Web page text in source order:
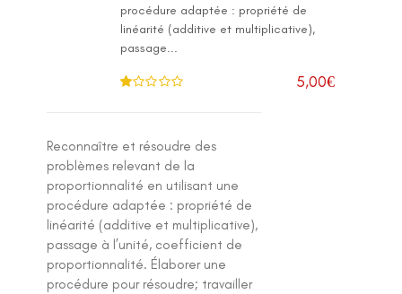
procédure adaptée : propriété de
linéarité (additive et multiplicative),
passage...
0
su
5,00€
Reconnaître et résoudre des
problèmes relevant de la
proportionnalité en utilisant une
procédure adaptée : propriété de
linéarité (additive et multiplicative),
passage à l’unité, coefficient de
proportionnalité. Élaborer une
procédure pour résoudre; travailler